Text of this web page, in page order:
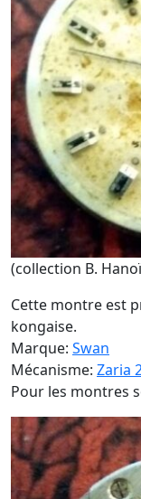
(collection B.
Cette montre est
kongaise.
Marque: Swan
Mécanisme: Zaria
Pour les montres